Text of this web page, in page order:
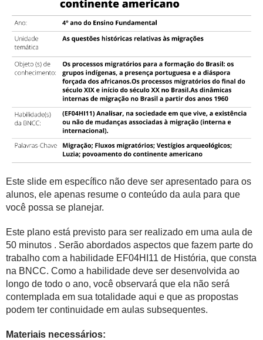
Este slide em específico não deve ser apresentado para os
alunos, ele apenas resume o conteúdo da aula para que
você possa se planejar.
Este plano está previsto para ser realizado em uma aula de
50 minutos . Serão abordados aspectos que fazem parte do
trabalho com a habilidade EF04HI11 de História, que consta
na BNCC. Como a habilidade deve ser desenvolvida ao
longo de todo o ano, você observará que ela não será
contemplada em sua totalidade aqui e que as propostas
podem ter continuidade em aulas subsequentes.
Materiais necessários: